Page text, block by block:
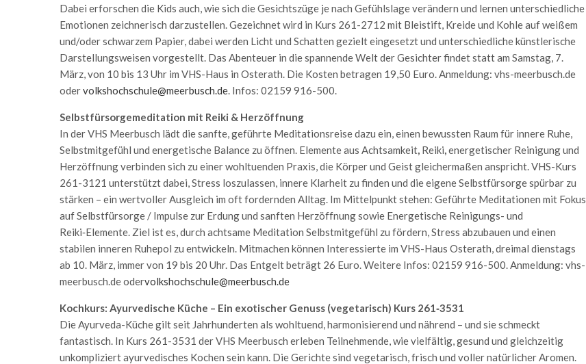
Dabei erforschen die Kids auch, wie sich die Gesichtszüge je nach Gefühlslage verändern und lernen unterschiedliche
Emotionen zeichnerisch darzustellen. Gezeichnet wird in Kurs 261-2712 mit Bleistift, Kreide und Kohle auf weißem
und/oder schwarzem Papier, dabei werden Licht und Schatten gezielt eingesetzt und unterschiedliche künstlerische
Darstellungsweisen vorgestellt. Das Abenteuer in die spannende Welt der Gesichter findet statt am Samstag, 7.
März, von 10 bis 13 Uhr im VHS-Haus in Osterath. Die Kosten betragen 19,50 Euro. Anmeldung: vhs-meerbusch.de
odervolkshochschule@meerbusch.de. Infos: 02159 916-500.
Selbstfürsorgemeditation mit Reiki & Herzöffnung
In der VHS Meerbusch lädt die sanfte, geführte Meditationsreise dazu ein, einen bewussten Raum für innere Ruhe,
Selbstmitgefühl und energetische Balance zu öffnen. Elemente aus Achtsamkeit, Reiki,energetischer Reinigung und
Herzöffnung verbinden sich zu einer wohltuenden Praxis, die Körper und Geist gleichermaßen anspricht. VHS-Kurs
261-3121 unterstützt dabei, Stress loszulassen, innere Klarheit zu finden und die eigene Selbstfürsorge spürbar zu
stärken – ein wertvoller Ausgleich im oft fordernden Alltag. Im Mittelpunkt stehen: Geführte Meditationen mit Fokus
auf Selbstfürsorge / Impulse zur Erdung und sanften Herzöffnung sowie Energetische Reinigungs- und
Reiki‑Elemente. Ziel ist es, durch achtsame Meditation Selbstmitgefühl zu fördern, Stress abzubauen und einen
stabilen inneren Ruhepol zu entwickeln. Mitmachen können Interessierte im VHS-Haus Osterath, dreimal dienstags
ab 10. März, immer von 19 bis 20 Uhr. Das Entgelt beträgt 26 Euro. Weitere Infos: 02159 916-500. Anmeldung: vhs-
meerbusch.de odervolkshochschule@meerbusch.de
Kochkurs: Ayurvedische Küche – Ein exotischer Genuss (vegetarisch) Kurs 261‑3531
Die Ayurveda-Küche gilt seit Jahrhunderten als wohltuend, harmonisierend und nährend – und sie schmeckt
fantastisch. In Kurs 261-3531 der VHS Meerbusch erleben Teilnehmende, wie vielfältig, gesund und gleichzeitig
unkompliziert ayurvedisches Kochen sein kann. Die Gerichte sind vegetarisch, frisch und voller natürlicher Aromen.